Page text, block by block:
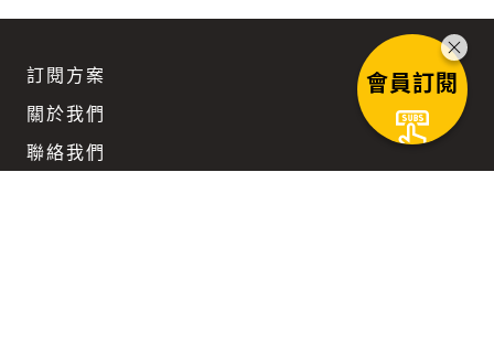
訂閱方案
關於我們
聯絡我們
會員訂閱